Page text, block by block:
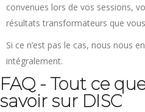
convenues lors de vos sessions,
résultats transformateurs que
Si ce n’est pas le cas, nous nous
intégralement.
FAQ - Tout ce
savoir sur DISC